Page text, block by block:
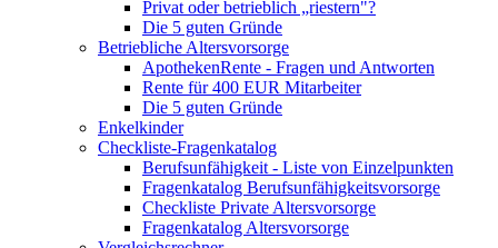
Privat oder betrieblich „riestern"?
Die 5 guten Gründe
Betriebliche Altersvorsorge
ApothekenRente - Fragen und Antworten
Rente für 400 EUR Mitarbeiter
Die 5 guten Gründe
Enkelkinder
Checkliste-Fragenkatalog
Berufsunfähigkeit - Liste von Einzelpunkten
Fragenkatalog Berufsunfähigkeitsvorsorge
Checkliste Private Altersvorsorge
Fragenkatalog Altersvorsorge